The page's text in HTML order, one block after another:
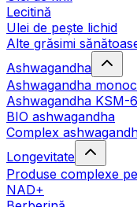
Lecitină
Ulei de pește lichid
Alte grăsimi
Ashwagandha
Ashwagandha
Ashwagandha KSM-
BIO ashwagandha
Complex
Longevitate
Produse complexe
NAD+